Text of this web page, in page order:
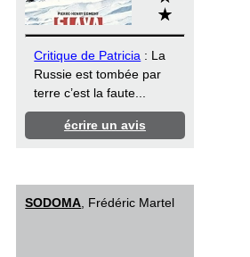
Critique de Patricia : La
Russie est tombée par
terre c’est la faute...
écrire un avis
SODOMA , Frédéric Martel